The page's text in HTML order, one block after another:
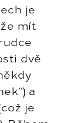
je
mít
dvě
a
je